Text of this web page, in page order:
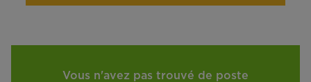
Vous n'avez pas trouvé de poste